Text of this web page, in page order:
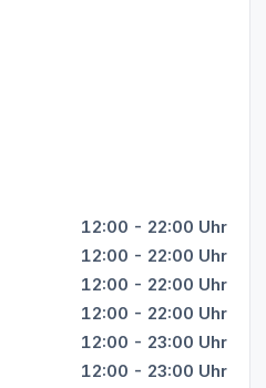
12:00 - 22:00 Uhr
12:00 - 22:00 Uhr
12:00 - 22:00 Uhr
12:00 - 22:00 Uhr
12:00 - 23:00 Uhr
12:00 - 23:00 Uhr